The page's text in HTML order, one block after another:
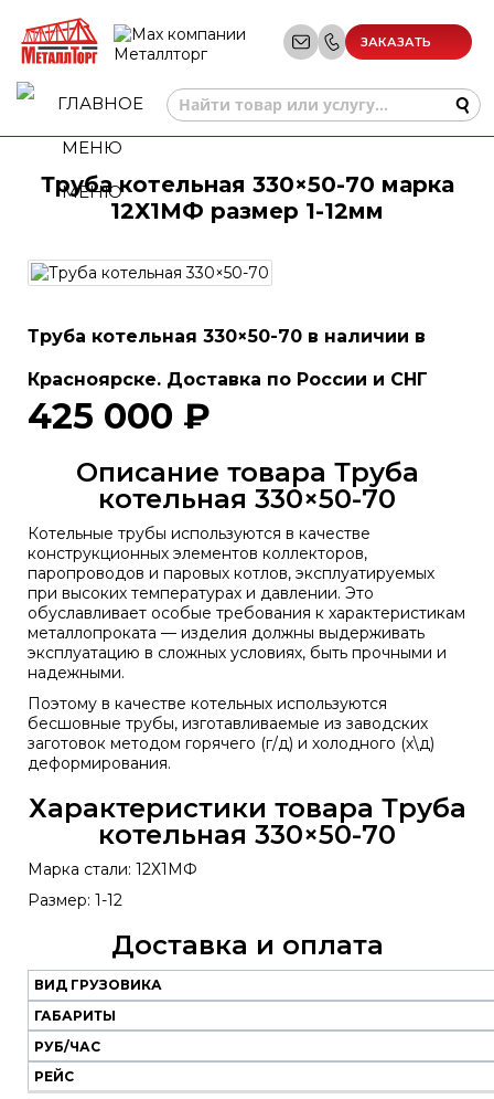
ЗАКАЗАТЬ
МЕНЮ
Труба котельная 330×50-70 марка
12Х1МФ размер 1-12мм
Труба котельная 330×50-70 в наличии в
Красноярске. Доставка по России и СНГ
425 000 ₽
Описание товара Труба
котельная 330×50-70
Котельные трубы используются в качестве
конструкционных элементов коллекторов,
паропроводов и паровых котлов, эксплуатируемых
при высоких температурах и давлении. Это
обуславливает особые требования к характеристикам
металлопроката — изделия должны выдерживать
эксплуатацию в сложных условиях, быть прочными и
надежными.
Поэтому в качестве котельных используются
бесшовные трубы, изготавливаемые из заводских
заготовок методом горячего (г/д) и холодного (х\д)
деформирования.
Характеристики товара Труба
котельная 330×50-70
Марка стали: 12Х1МФ
Размер: 1-12
Доставка и оплата
Наш
транспорт
Вид
грузовика
Габариты
Руб/
час
Рейс
ВИД ГРУЗОВИКА
ГАБАРИТЫ
РУБ/ЧАС
РЕЙС